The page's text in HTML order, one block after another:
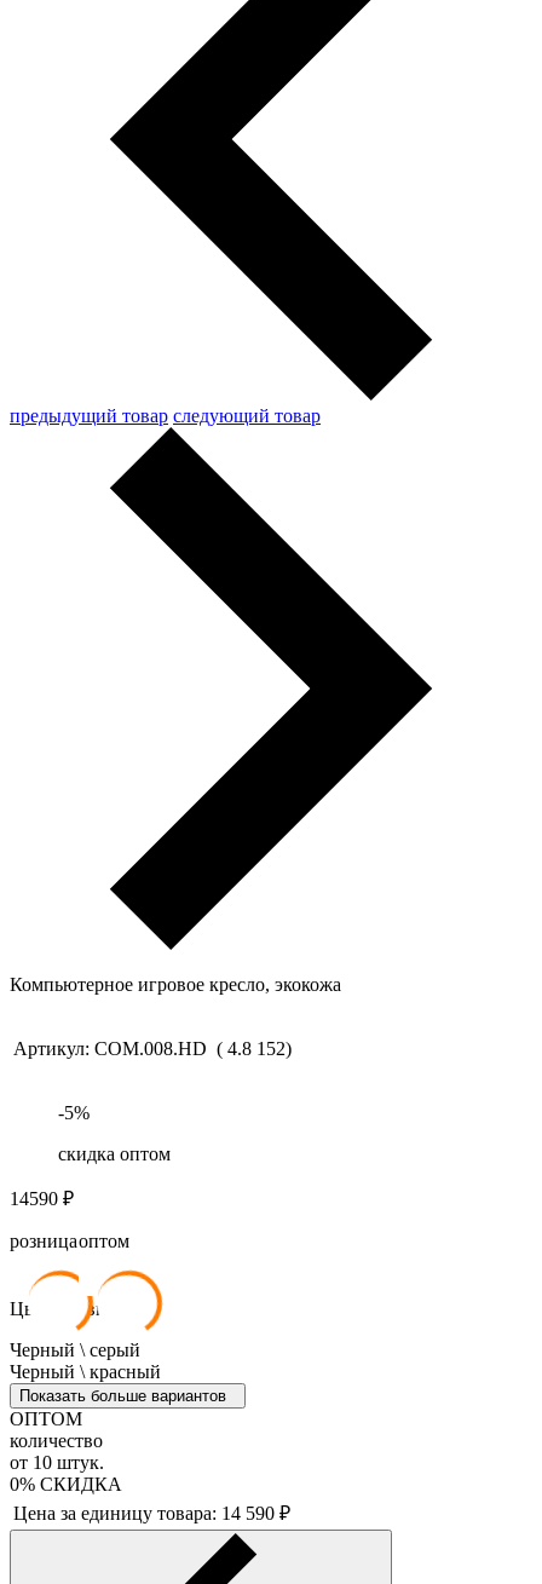
предыдущий товар следующий товар
Компьютерное игровое кресло, экокожа
Артикул: COM.008.HD ( 4.8 152)
-5%
скидка оптом
14590 ₽
розницаоптом
14 590 ₽ 13 860 ₽
Цвет обивки:
Черный \ серый
Черный \ красный
Показать больше вариантов
ОПТОМ
количество
от 10 штук.
0% СКИДКА
Цена за единицу товара: 14 590 ₽